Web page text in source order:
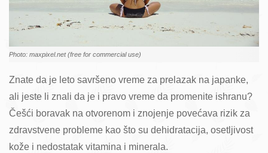
Photo: maxpixel.net (free for commercial use)
Znate da je leto savršeno vreme za prelazak na japanke,
ali jeste li znali da je i pravo vreme da promenite ishranu?
Češći boravak na otvorenom i znojenje povećava rizik za
zdravstvene probleme kao što su dehidratacija, osetljivost
kože i nedostatak vitamina i minerala.